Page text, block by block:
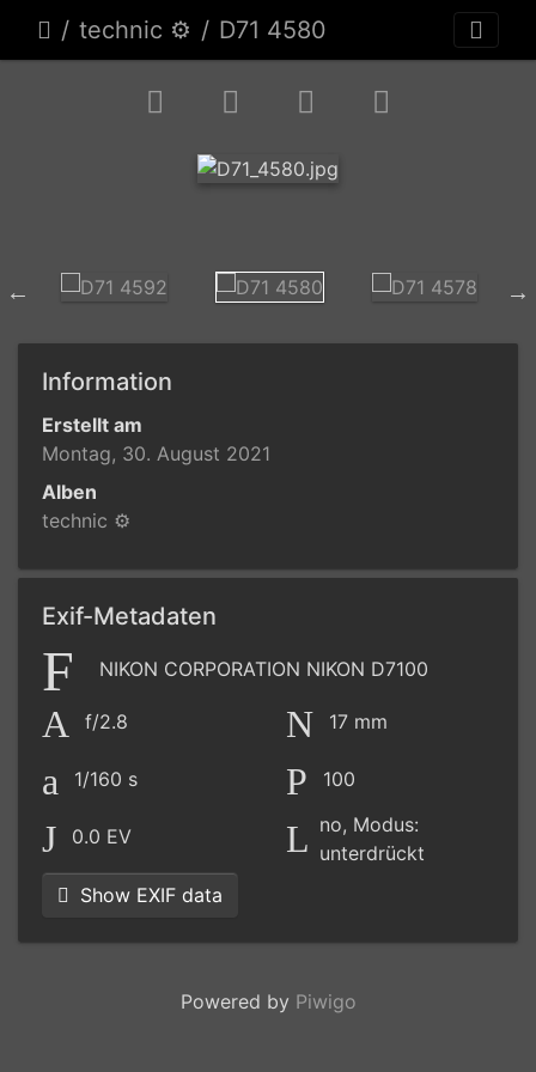
technic ⚙ D71 4580
Information
Erstellt am
Montag, 30. August 2021
Alben
technic ⚙
Exif-Metadaten
NIKON CORPORATION NIKON D7100
f/2.8 17 mm
1/160 s 100
0.0 EV
no, Modus:
unterdrückt
Show EXIF data
Powered by Piwigo